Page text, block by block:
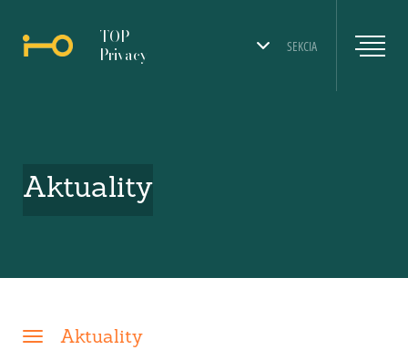
SEKCIA
TOP
Privacy
Aktuality
Aktuality